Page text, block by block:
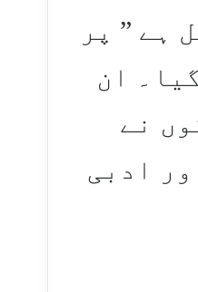
ہے ” پر
ان
نے
ادبی